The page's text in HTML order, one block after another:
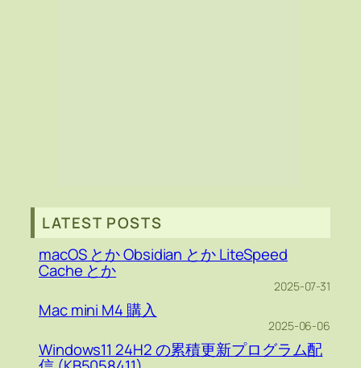
LATEST POSTS
macOS とか Obsidian とか LiteSpeed
Cache とか
2025-07-31
Mac mini M4 購入
2025-06-06
Windows11 24H2 の累積更新プログラム配